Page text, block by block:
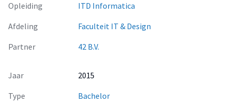
Opleiding
ITD Informatica
Afdeling
Faculteit IT & Design
Partner
42 B.V.
Jaar
2015
Type
Bachelor